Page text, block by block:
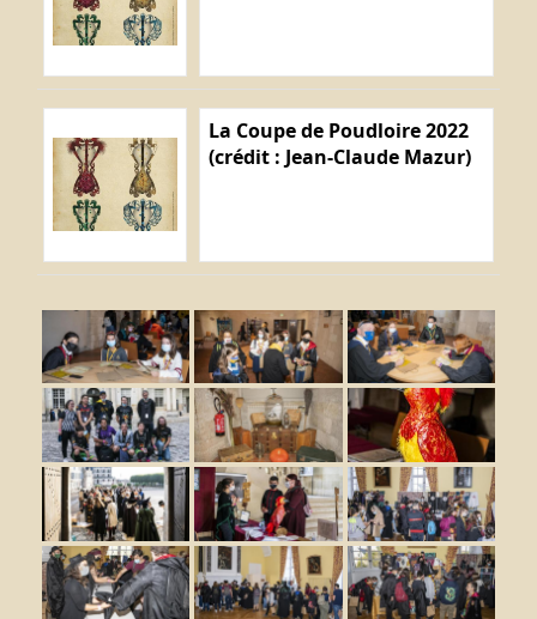
La Coupe de Poudloire 2022
(crédit : Jean-Claude Mazur)